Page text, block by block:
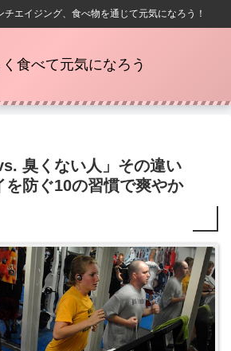
エイジング、食べ物を通じて元気になろう！
食べて元気になろう
臭くない人」その違い
を防ぐ10の習慣で爽やか